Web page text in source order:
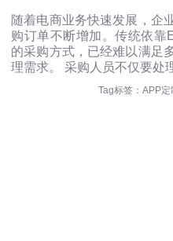
订单协同
随着电商业务快速发展，企
购订单不断增加。传统依靠
的采购方式，已经难以满足
理需求。 采购人员不仅要处
Tag标签：APP定